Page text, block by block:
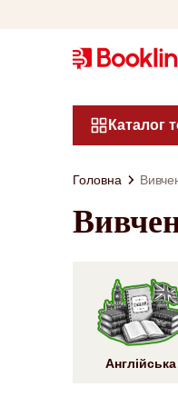
Каталог
Головна
Англійська